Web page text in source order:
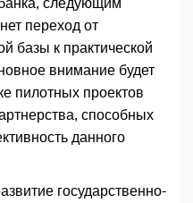
следующим
переход от
базы к практической
внимание будет
пилотных проектов
способных
данного
государственно-